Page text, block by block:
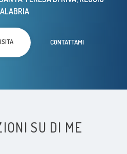
CONTATTAMI
SU DI ME